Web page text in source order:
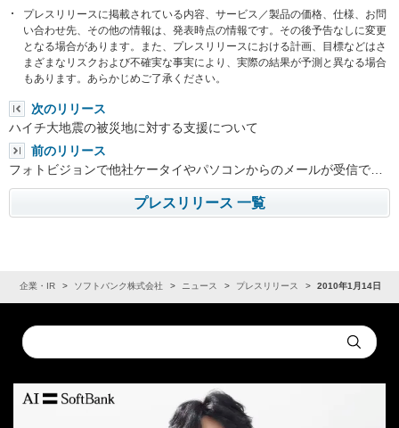
プレスリリースに掲載されている内容、サービス／製品の価格、仕様、お問
い合わせ先、その他の情報は、発表時点の情報です。その後予告なしに変更
となる場合があります。また、プレスリリースにおける計画、目標などはさ
まざまなリスクおよび不確実な事実により、実際の結果が予測と異なる場合
もあります。あらかじめご了承ください。
次のリリース
ハイチ大地震の被災地に対する支援について
前のリリース
フォトビジョンで他社ケータイやパソコンからのメールが受信で…
プレスリリース 一覧
企業・IR ソフトバンク株式会社 ニュース プレスリリース 2010年1月14日
Conduct
a
Submit